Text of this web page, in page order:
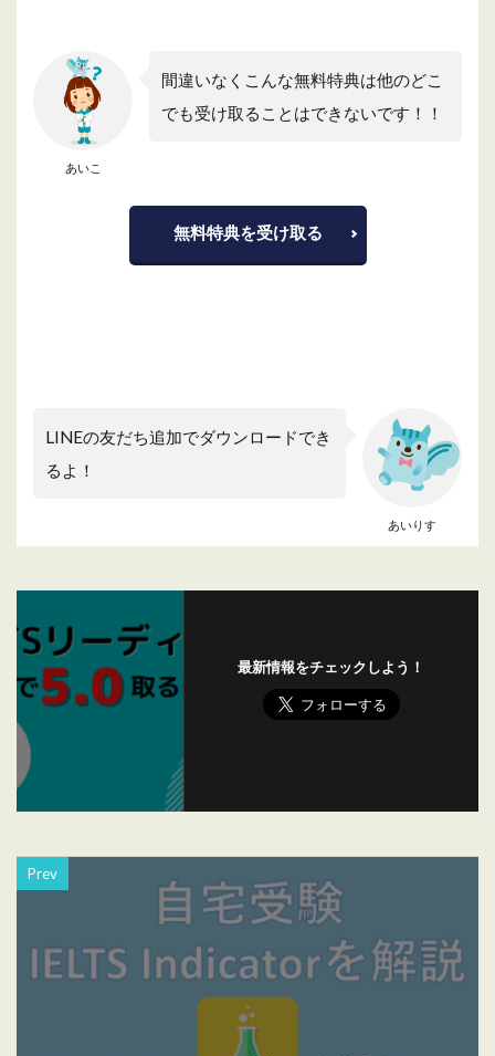
あいこ
間違いなくこんな無料特典は他のどこ
でも受け取ることはできないです！！
無料特典を受け取る
あいりす
LINEの友だち追加でダウンロードでき
るよ！
最新情報をチェックしよう！
Prev